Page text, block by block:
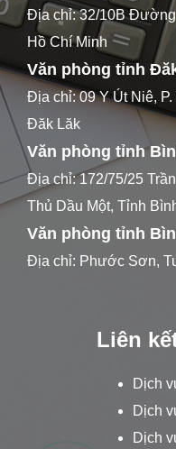
Địa chỉ: 32/10B Đường
Hồ Chí Minh
Văn phòng tỉnh
Địa chỉ: 09 Y Út Niê,
Đăk Lăk
Văn phòng tỉnh
Địa chỉ: 172/75/25
Thủ Dầu Một, Tỉnh
Văn phòng tỉnh
Địa chỉ: Phước Sơn,
Liên
Dịch
Dịch
Dịch